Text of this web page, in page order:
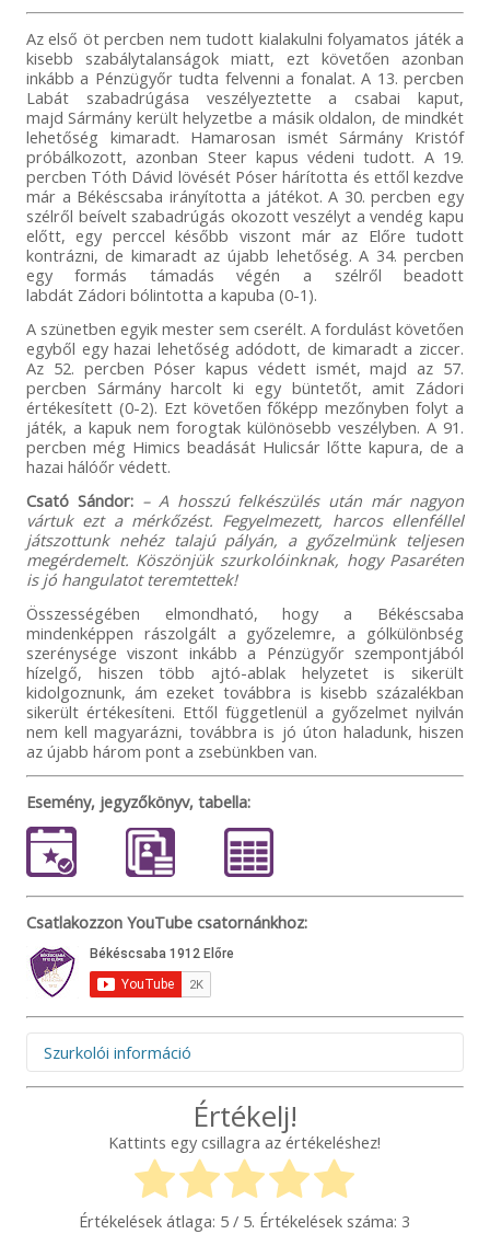
Az első öt percben nem tudott kialakulni folyamatos játék a
kisebb szabálytalanságok miatt, ezt követően azonban
inkább a Pénzügyőr tudta felvenni a fonalat. A 13. percben
Labát szabadrúgása veszélyeztette a csabai kaput,
majd Sármány került helyzetbe a másik oldalon, de mindkét
lehetőség kimaradt. Hamarosan ismét Sármány Kristóf
próbálkozott, azonban Steer kapus védeni tudott. A 19.
percben Tóth Dávid lövését Póser hárította és ettől kezdve
már a Békéscsaba irányította a játékot. A 30. percben egy
szélről beívelt szabadrúgás okozott veszélyt a vendég kapu
előtt, egy perccel később viszont már az Előre tudott
kontrázni, de kimaradt az újabb lehetőség. A 34. percben
egy formás támadás végén a szélről beadott
labdát Zádori bólintotta a kapuba (0-1).
A szünetben egyik mester sem cserélt. A fordulást követően
egyből egy hazai lehetőség adódott, de kimaradt a ziccer.
Az 52. percben Póser kapus védett ismét, majd az 57.
percben Sármány harcolt ki egy büntetőt, amit Zádori
értékesített (0-2). Ezt követően főképp mezőnyben folyt a
játék, a kapuk nem forogtak különösebb veszélyben. A 91.
percben még Himics beadását Hulicsár lőtte kapura, de a
hazai hálóőr védett.
Csató Sándor: – A hosszú felkészülés után már nagyon
vártuk ezt a mérkőzést. Fegyelmezett, harcos ellenféllel
játszottunk nehéz talajú pályán, a győzelmünk teljesen
megérdemelt. Köszönjük szurkolóinknak, hogy Pasaréten
is jó hangulatot teremtettek!
Összességében elmondható, hogy a Békéscsaba
mindenképpen rászolgált a győzelemre, a gólkülönbség
szerénysége viszont inkább a Pénzügyőr szempontjából
hízelgő, hiszen több ajtó-ablak helyzetet is sikerült
kidolgoznunk, ám ezeket továbbra is kisebb százalékban
sikerült értékesíteni. Ettől függetlenül a győzelmet nyilván
nem kell magyarázni, továbbra is jó úton haladunk, hiszen
az újabb három pont a zsebünkben van.
Esemény, jegyzőkönyv, tabella:
Csatlakozzon YouTube csatornánkhoz:
Szurkolói információ
Figyelem! Felhívjuk figyelmüket, hogy az idegenbeli
mérkőzések megtekintése és az elutazás előtt minden
esetben szíveskedjenek figyelmesen elolvasni a
mérkőzésekkel kapcsolatos információkat. A szükséges
tudnivalókat időben megosztjuk összes online felületünkön,
így a Békéscsaba 1912 Előre NEM vállal felelősséget abban
az esetben, ha valaki az információk hiányára hivatkozva,
Értékelj!
Kattints egy csillagra az értékeléshez!
Értékelések átlaga: 5 / 5. Értékelések száma: 3